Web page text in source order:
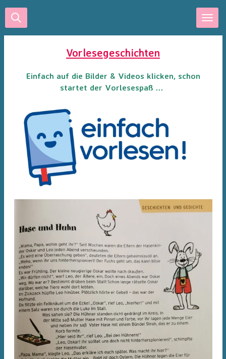
Zum
Hauptinhalt
springen
Vorlesegeschichten
Einfach auf die Bilder & Videos klicken, schon
startet der Vorlesespaß ...